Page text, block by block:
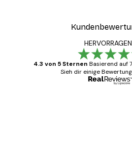
4.3 von 5 Sternen Basierend auf
Sieh dir einige